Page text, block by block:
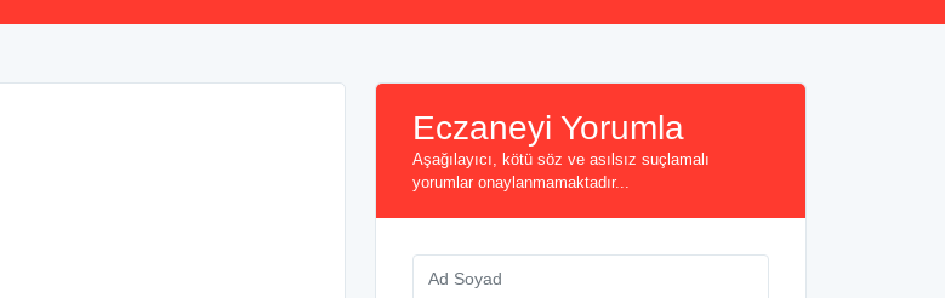
Eczaneyi Yorumla
Aşağılayıcı, kötü söz ve asılsız suçlamalı
yorumlar onaylanmamaktadır...